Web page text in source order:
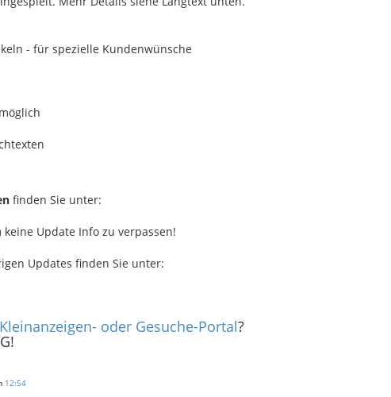
- für spezielle Kundenwünsche
finden Sie unter:
Update Info zu verpassen!
Updates finden Sie unter:
oder Gesuche-Portal?
12:54